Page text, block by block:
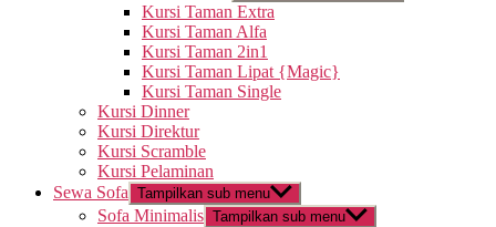
Kursi Taman Extra
Kursi Taman Alfa
Kursi Taman 2in1
Kursi Taman Lipat {Magic}
Kursi Taman Single
Kursi Dinner
Kursi Direktur
Kursi Scramble
Kursi Pelaminan
Sewa Sofa Tampilkan sub menu
Sofa Minimalis Tampilkan sub menu